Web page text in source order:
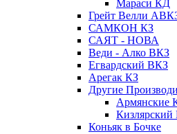
Мараси КД
Грейт Велли
САМКОН КЗ
САЯТ - НОВА
Веди - Алко ВКЗ
Егвардский ВКЗ
Арегак КЗ
Другие
Армянские
Кизлярский
Коньяк в Бочке